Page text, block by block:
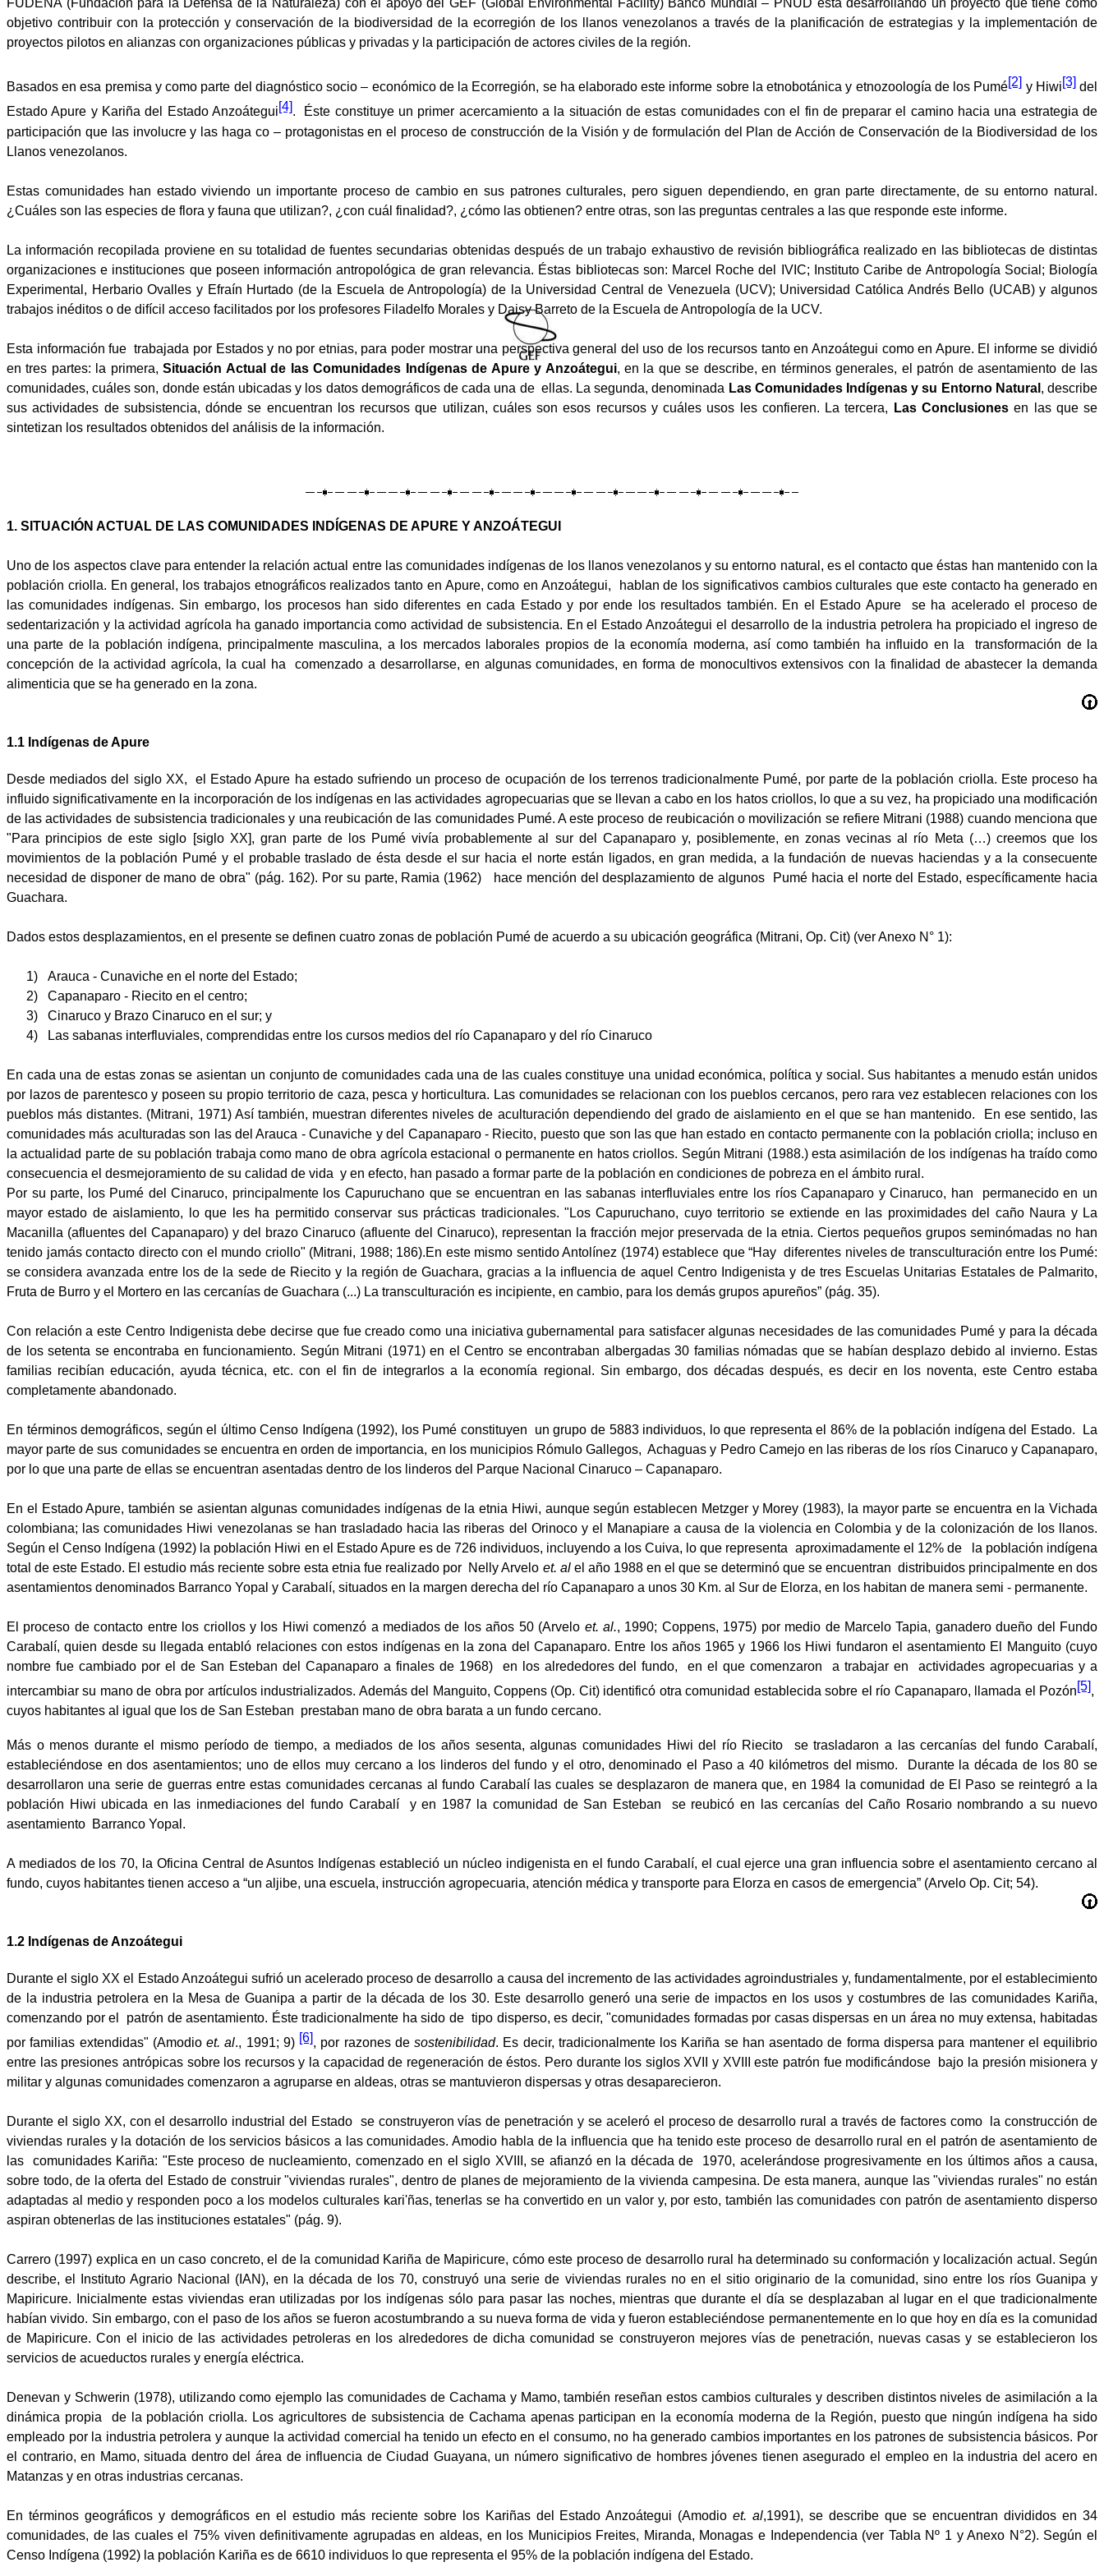
FUDENA (Fundación para la Defensa de la Naturaleza) con el apoyo del GEF (Global Environmental Facility) Banco Mundial – PNUD está desarrollando un proyecto que tiene como
objetivo contribuir con la protección y conservación de la biodiversidad de la ecorregión de los llanos venezolanos a través de la planificación de estrategias y la implementación de
proyectos pilotos en alianzas con organizaciones públicas y privadas y la participación de actores civiles de la región.
Basados en esa premisa y como parte del diagnóstico socio – económico de la Ecorregión, se ha elaborado este informe sobre la etnobotánica y etnozoología de los Pumé[2] y Hiwi[3]del
Estado Apure y Kariña del Estado Anzoátegui[4].
Éste constituye un primer acercamiento a la situación de estas comunidades con el fin de preparar el camino hacia una estrategia de
participación que las involucre y las haga co – protagonistas en el proceso de construcción de la Visión y de formulación del Plan de Acción de Conservación de la Biodiversidad de los
Llanos venezolanos.
Estas comunidades han estado viviendo un importante proceso de cambio en sus patrones culturales, pero siguen dependiendo, en gran parte directamente, de su entorno natural.
¿Cuáles son las especies de flora y fauna que utilizan?, ¿con cuál finalidad?, ¿cómo las obtienen? entre otras, son las preguntas centrales a las que responde este informe.
La información recopilada proviene en su totalidad de fuentes secundarias obtenidas después de un trabajo exhaustivo de revisión bibliográfica realizado en las bibliotecas de distintas
organizaciones e instituciones que poseen información antropológica de gran relevancia. Éstas bibliotecas son: Marcel Roche del IVIC; Instituto Caribe de Antropología Social; Biología
Experimental, Herbario Ovalles y Efraín Hurtado (de la Escuela de Antropología) de la Universidad Central de Venezuela (UCV); Universidad Católica Andrés Bello (UCAB) y algunos
trabajos inéditos o de difícil acceso facilitados por los profesores Filadelfo Morales y Daisy Barreto de la Escuela de Antropología de la UCV.
Esta información fue trabajada por Estados y no por etnias, para poder mostrar una perspectiva general del uso de los recursos tanto en Anzoátegui como en Apure. El informe se dividió
en tres partes: la primera,Situación Actual de las Comunidades Indígenas de Apure y Anzoátegui, en la que se describe, en términos generales, el patrón de asentamiento de las
comunidades, cuáles son, donde están ubicadas y los datos demográficos de cada una de ellas. La segunda, denominada Las Comunidades Indígenas y su Entorno Natural , describe
sus actividades de subsistencia, dónde se encuentran los recursos que utilizan, cuáles son esos recursos y cuáles usos les confieren. La tercera,
Las Conclusionesen las que se
sintetizan los resultados obtenidos del análisis de la información.
1. SITUACIÓN ACTUAL DE LAS COMUNIDADES INDÍGENAS DE APURE Y ANZOÁTEGUI
Uno de los aspectos clave para entender la relación actual entre las comunidades indígenas de los llanos venezolanos y su entorno natural, es el contacto que éstas han mantenido con la
población criolla. En general, los trabajos etnográficos realizados tanto en Apure, como en Anzoátegui,
hablan de los significativos cambios culturales que este contacto ha generado en
las comunidades indígenas. Sin embargo, los procesos han sido diferentes en cada Estado y por ende los resultados también. En el Estado Apure
se ha acelerado el proceso de
sedentarización y la actividad agrícola ha ganado importancia como actividad de subsistencia. En el Estado Anzoátegui el desarrollo de la industria petrolera ha propiciado el ingreso de
una parte de la población indígena, principalmente masculina, a los mercados laborales propios de la economía moderna, así como también ha influido en la
transformación de la
concepción de la actividad agrícola, la cual ha
comenzado a desarrollarse, en algunas comunidades, en forma de monocultivos extensivos con la finalidad de abastecer la demanda
alimenticia que se ha generado en la zona.
1.1 Indígenas de Apure
Desde mediados del siglo XX,
el Estado Apure ha estado sufriendo un proceso de ocupación de los terrenos tradicionalmente Pumé, por parte de la población criolla. Este proceso ha
influido significativamente en la incorporación de los indígenas en las actividades agropecuarias que se llevan a cabo en los hatos criollos, lo que a su vez, ha propiciado una modificación
de las actividades de subsistencia tradicionales y una reubicación de las comunidades Pumé. A este proceso de reubicación o movilización se refiere Mitrani (1988) cuando menciona que
"Para principios de este siglo [siglo XX], gran parte de los Pumé vivía probablemente al sur del Capanaparo y, posiblemente, en zonas vecinas al río Meta (…) creemos que los
movimientos de la población Pumé y el probable traslado de ésta desde el sur hacia el norte están ligados, en gran medida, a la fundación de nuevas haciendas y a la consecuente
necesidad de disponer de mano de obra" (pág. 162). Por su parte, Ramia (1962)
hace mención del desplazamiento de algunos
Pumé hacia el norte del Estado, específicamente hacia
Guachara.
Dados estos desplazamientos, en el presente se definen cuatro zonas de población Pumé de acuerdo a su ubicación geográfica (Mitrani, Op. Cit) (ver Anexo N° 1):
1)
Arauca - Cunaviche en el norte del Estado;
2)
Capanaparo - Riecito en el centro;
3)
Cinaruco y Brazo Cinaruco en el sur; y
4)
Las sabanas interfluviales, comprendidas entre los cursos medios del río Capanaparo y del río Cinaruco
En cada una de estas zonas se asientan un conjunto de comunidades cada una de las cuales constituye una unidad económica, política y social. Sus habitantes a menudo están unidos
por lazos de parentesco y poseen su propio territorio de caza, pesca y horticultura. Las comunidades se relacionan con los pueblos cercanos, pero rara vez establecen relaciones con los
pueblos más distantes. (Mitrani, 1971) Así también, muestran diferentes niveles de aculturación dependiendo del grado de aislamiento en el que se han mantenido.
En ese sentido, las
comunidades más aculturadas son las del Arauca - Cunaviche y del Capanaparo - Riecito, puesto que son las que han estado en contacto permanente con la población criolla; incluso en
la actualidad parte de su población trabaja como mano de obra agrícola estacional o permanente en hatos criollos. Según Mitrani (1988.) esta asimilación de los indígenas ha traído como
consecuencia el desmejoramiento de su calidad de vida y en efecto, han pasado a formar parte de la población en condiciones de pobreza en el ámbito rural.
Por su parte, los Pumé del Cinaruco, principalmente los Capuruchano que se encuentran en las sabanas interfluviales entre los ríos Capanaparo y Cinaruco, han
permanecido en un
mayor estado de aislamiento, lo que les ha permitido conservar sus prácticas tradicionales. "Los Capuruchano, cuyo territorio se extiende en las proximidades del caño Naura y La
Macanilla (afluentes del Capanaparo) y del brazo Cinaruco (afluente del Cinaruco), representan la fracción mejor preservada de la etnia. Ciertos pequeños grupos seminómadas no han
tenido jamás contacto directo con el mundo criollo" (Mitrani, 1988; 186).En este mismo sentido Antolínez (1974) establece que “Hay diferentes niveles de transculturación entre los Pumé:
se considera avanzada entre los de la sede de Riecito y la región de Guachara, gracias a la influencia de aquel Centro Indigenista y de tres Escuelas Unitarias Estatales de Palmarito,
Fruta de Burro y el Mortero en las cercanías de Guachara (...) La transculturación es incipiente, en cambio, para los demás grupos apureños” (pág. 35).
Con relación a este Centro Indigenista debe decirse que fue creado como una iniciativa gubernamental para satisfacer algunas necesidades de las comunidades Pumé y para la década
de los setenta se encontraba en funcionamiento. Según Mitrani (1971) en el Centro se encontraban albergadas 30 familias nómadas que se habían desplazo debido al invierno. Estas
familias recibían educación, ayuda técnica, etc. con el fin de integrarlos a la economía regional. Sin embargo, dos décadas después, es decir en los noventa, este Centro estaba
completamente abandonado.
En términos demográficos, según el último Censo Indígena (1992), los Pumé constituyen un grupo de 5883 individuos, lo que representa el 86% de la población indígena del Estado.
La
mayor parte de sus comunidades se encuentra en orden de importancia, en los municipios Rómulo Gallegos, Achaguas y Pedro Camejo en las riberas de los ríos Cinaruco y Capanaparo,
por lo que una parte de ellas se encuentran asentadas dentro de los linderos del Parque Nacional Cinaruco – Capanaparo.
En el Estado Apure, también se asientan algunas comunidades indígenas de la etnia Hiwi, aunque según establecen Metzger y Morey (1983), la mayor parte se encuentra en la Vichada
colombiana; las comunidades Hiwi venezolanas se han trasladado hacia las riberas del Orinoco y el Manapiare a causa de la violencia en Colombia y de la colonización de los llanos.
Según el Censo Indígena (1992) la población Hiwi en el Estado Apure es de 726 individuos, incluyendo a los Cuiva, lo que representa aproximadamente el 12% de
la población indígena
total de este Estado. El estudio más reciente sobre esta etnia fue realizado por Nelly Arvelo et. alel año 1988 en el que se determinó que se encuentran distribuidos principalmente en dos
asentamientos denominados Barranco Yopal y Carabalí, situados en la margen derecha del río Capanaparo a unos 30 Km. al Sur de Elorza, en los habitan de manera semi - permanente.
El proceso de contacto entre los criollos y los Hiwi comenzó a mediados de los años 50 (Arvelo et. al., 1990; Coppens, 1975) por medio de Marcelo Tapia, ganadero dueño del Fundo
Carabalí, quien desde su llegada entabló relaciones con estos indígenas en la zona del Capanaparo. Entre los años 1965 y 1966 los Hiwi fundaron el asentamiento El Manguito (cuyo
nombre fue cambiado por el de San Esteban del Capanaparo a finales de 1968)
en los alrededores del fundo, en el que comenzaron a trabajar en
actividades agropecuarias y a
intercambiar su mano de obra por artículos industrializados. Además del Manguito, Coppens (Op. Cit) identificó otra comunidad establecida sobre el río Capanaparo, llamada el Pozón[5],
cuyos habitantes al igual que los de San Esteban prestaban mano de obra barata a un fundo cercano.
Más o menos durante el mismo período de tiempo, a mediados de los años sesenta, algunas comunidades Hiwi del río Riecito
se trasladaron a las cercanías del fundo Carabalí,
estableciéndose en dos asentamientos; uno de ellos muy cercano a los linderos del fundo y el otro, denominado el Paso a 40 kilómetros del mismo.
Durante la década de los 80 se
desarrollaron una serie de guerras entre estas comunidades cercanas al fundo Carabalí las cuales se desplazaron de manera que, en 1984 la comunidad de El Paso se reintegró a la
población Hiwi ubicada en las inmediaciones del fundo Carabalí
y en 1987 la comunidad de San Esteban
se reubicó en las cercanías del Caño Rosario nombrando a su nuevo
asentamiento Barranco Yopal.
A mediados de los 70, la Oficina Central de Asuntos Indígenas estableció un núcleo indigenista en el fundo Carabalí, el cual ejerce una gran influencia sobre el asentamiento cercano al
fundo, cuyos habitantes tienen acceso a “un aljibe, una escuela, instrucción agropecuaria, atención médica y transporte para Elorza en casos de emergencia” (Arvelo Op. Cit; 54).
1.2 Indígenas de Anzoátegui
Durante el siglo XX el Estado Anzoátegui sufrió un acelerado proceso de desarrollo a causa del incremento de las actividades agroindustriales y, fundamentalmente, por el establecimiento
de la industria petrolera en la Mesa de Guanipa a partir de la década de los 30. Este desarrollo generó una serie de impactos en los usos y costumbres de las comunidades Kariña,
comenzando por el
patrón de asentamiento. Éste tradicionalmente ha sido de tipo disperso, es decir, "comunidades formadas por casas dispersas en un área no muy extensa, habitadas
por familias extendidas" (Amodioet. al., 1991; 9) [6], por razones desostenibilidad. Es decir, tradicionalmente los Kariña se han asentado de forma dispersa para mantener el equilibrio
entre las presiones antrópicas sobre los recursos y la capacidad de regeneración de éstos. Pero durante los siglos XVII y XVIII este patrón fue modificándose
bajo la presión misionera y
militar y algunas comunidades comenzaron a agruparse en aldeas, otras se mantuvieron dispersas y otras desaparecieron.
Durante el siglo XX, con el desarrollo industrial del Estado se construyeron vías de penetración y se aceleró el proceso de desarrollo rural a través de factores como
la construcción de
viviendas rurales y la dotación de los servicios básicos a las comunidades. Amodio habla de la influencia que ha tenido este proceso de desarrollo rural en el patrón de asentamiento de
las
comunidades Kariña: "Este proceso de nucleamiento, comenzado en el siglo XVIII, se afianzó en la década de
1970, acelerándose progresivamente en los últimos años a causa,
sobre todo, de la oferta del Estado de construir "viviendas rurales", dentro de planes de mejoramiento de la vivienda campesina. De esta manera, aunque las "viviendas rurales" no están
adaptadas al medio y responden poco a los modelos culturales kari'ñas, tenerlas se ha convertido en un valor y, por esto, también las comunidades con patrón de asentamiento disperso
aspiran obtenerlas de las instituciones estatales" (pág. 9).
Carrero (1997) explica en un caso concreto, el de la comunidad Kariña de Mapiricure, cómo este proceso de desarrollo rural ha determinado su conformación y localización actual. Según
describe, el Instituto Agrario Nacional (IAN), en la década de los 70, construyó una serie de viviendas rurales no en el sitio originario de la comunidad, sino entre los ríos Guanipa y
Mapiricure. Inicialmente estas viviendas eran utilizadas por los indígenas sólo para pasar las noches, mientras que durante el día se desplazaban al lugar en el que tradicionalmente
habían vivido. Sin embargo, con el paso de los años se fueron acostumbrando a su nueva forma de vida y fueron estableciéndose permanentemente en lo que hoy en día es la comunidad
de Mapiricure. Con el inicio de las actividades petroleras en los alrededores de dicha comunidad se construyeron mejores vías de penetración, nuevas casas y se establecieron los
servicios de acueductos rurales y energía eléctrica.
Denevan y Schwerin (1978), utilizando como ejemplo las comunidades de Cachama y Mamo, también reseñan estos cambios culturales y describen distintos niveles de asimilación a la
dinámica propia
de la población criolla. Los agricultores de subsistencia de Cachama apenas participan en la economía moderna de la Región, puesto que ningún indígena ha sido
empleado por la industria petrolera y aunque la actividad comercial ha tenido un efecto en el consumo, no ha generado cambios importantes en los patrones de subsistencia básicos. Por
el contrario, en Mamo, situada dentro del área de influencia de Ciudad Guayana, un número significativo de hombres jóvenes tienen asegurado el empleo en la industria del acero en
Matanzas y en otras industrias cercanas.
En términos geográficos y demográficos en el estudio más reciente sobre los Kariñas del Estado Anzoátegui (Amodioet. al,1991), se describe que se encuentran divididos en 34
comunidades, de las cuales el 75% viven definitivamente agrupadas en aldeas, en los Municipios Freites, Miranda, Monagas e Independencia (ver Tabla Nº 1 y Anexo N°2). Según el
Censo Indígena (1992) la población Kariña es de 6610 individuos lo que representa el 95% de la población indígena del Estado.